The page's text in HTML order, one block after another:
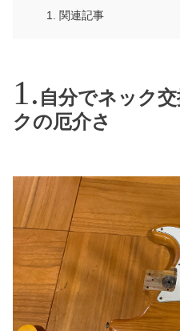
関連記事
自分でネック
クの厄介さ